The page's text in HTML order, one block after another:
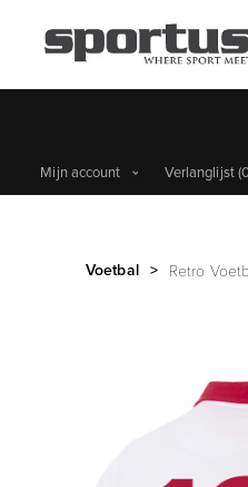
Mijn account Verlanglijst
Voetbal > Retro